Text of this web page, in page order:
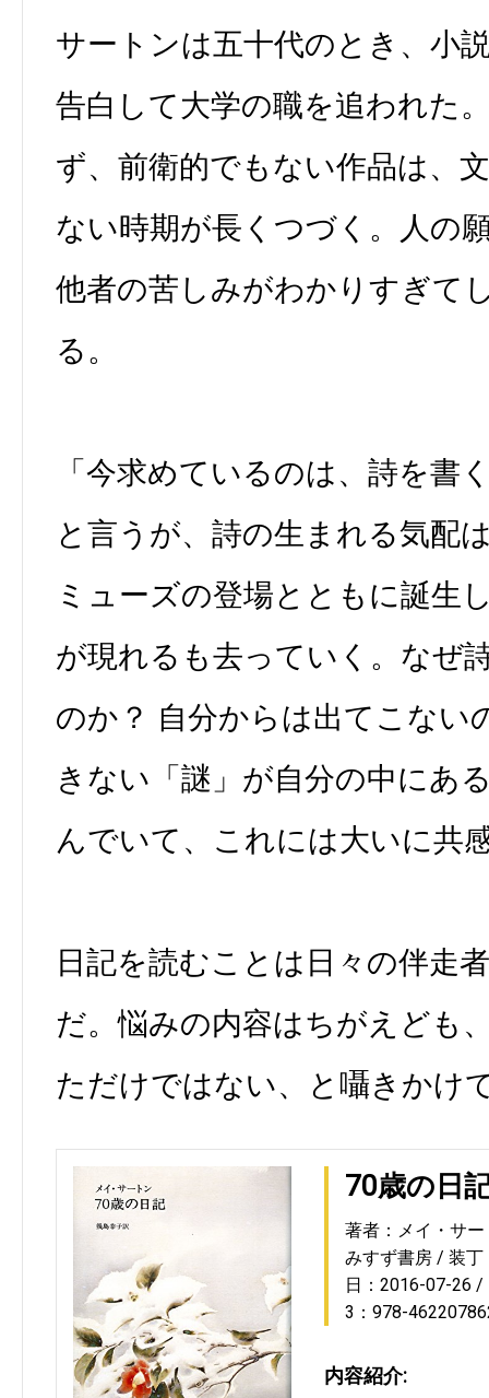
サートンは五十代のとき、小
告白して大学の職を追われた
ず、前衛的でもない作品は、
ない時期が長くつづく。人の
他者の苦しみがわかりすぎて
る。
「今求めているのは、詩を書
と言うが、詩の生まれる気配
ミューズの登場とともに誕生
が現れるも去っていく。なぜ
のか？ 自分からは出てこない
きない「謎」が自分の中にあ
んでいて、これには大いに共
日記を読むことは日々の伴走
だ。悩みの内容はちがえども
ただけではない、と囁きかけ
70歳の日
著者：メイ・サー
みすず書房
装丁
日：2016-07-26
3：978-
内容紹介: